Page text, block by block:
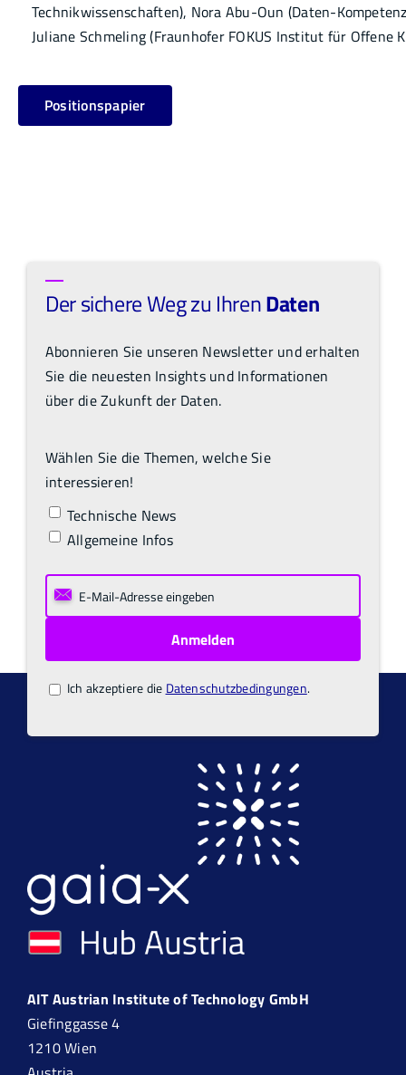
Technikwissenschaften), Nora Abu-Oun (Daten-
Juliane Schmeling (Fraunhofer FOKUS Institut für Offene
Positionspapier
Der sichere Weg zu IhrenDaten
Abonnieren Sie unseren Newsletter und erhalten
Sie die neuesten Insights und Informationen
über die Zukunft der Daten.
Wählen Sie die Themen, welche Sie
interessieren!
Technische News
Allgemeine Infos
Ich akzeptiere die Datenschutzbedingungen.
AIT Austrian Institute of Technology GmbH
Giefinggasse 4
1210 Wien